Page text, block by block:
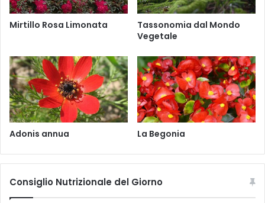
t
.Mirtillo Rosa Limonata
Tassonomia dal Mondo
Vegetale
Adonis annua La Begonia
Consiglio Nutrizionale del Giorno